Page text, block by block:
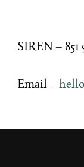
SIREN – 851
Email –